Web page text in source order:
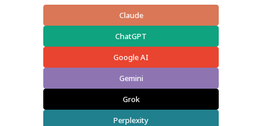
Claude
ChatGPT
Google AI
Gemini
Grok
Perplexity